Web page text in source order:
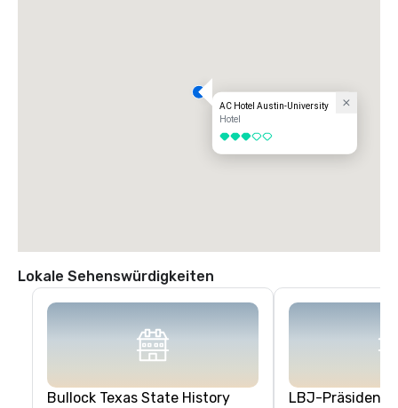
AC Hotel Austin-University
Hotel
3 von 5
Lokale Sehenswürdigkeiten
Bullock Texas State History
LBJ-